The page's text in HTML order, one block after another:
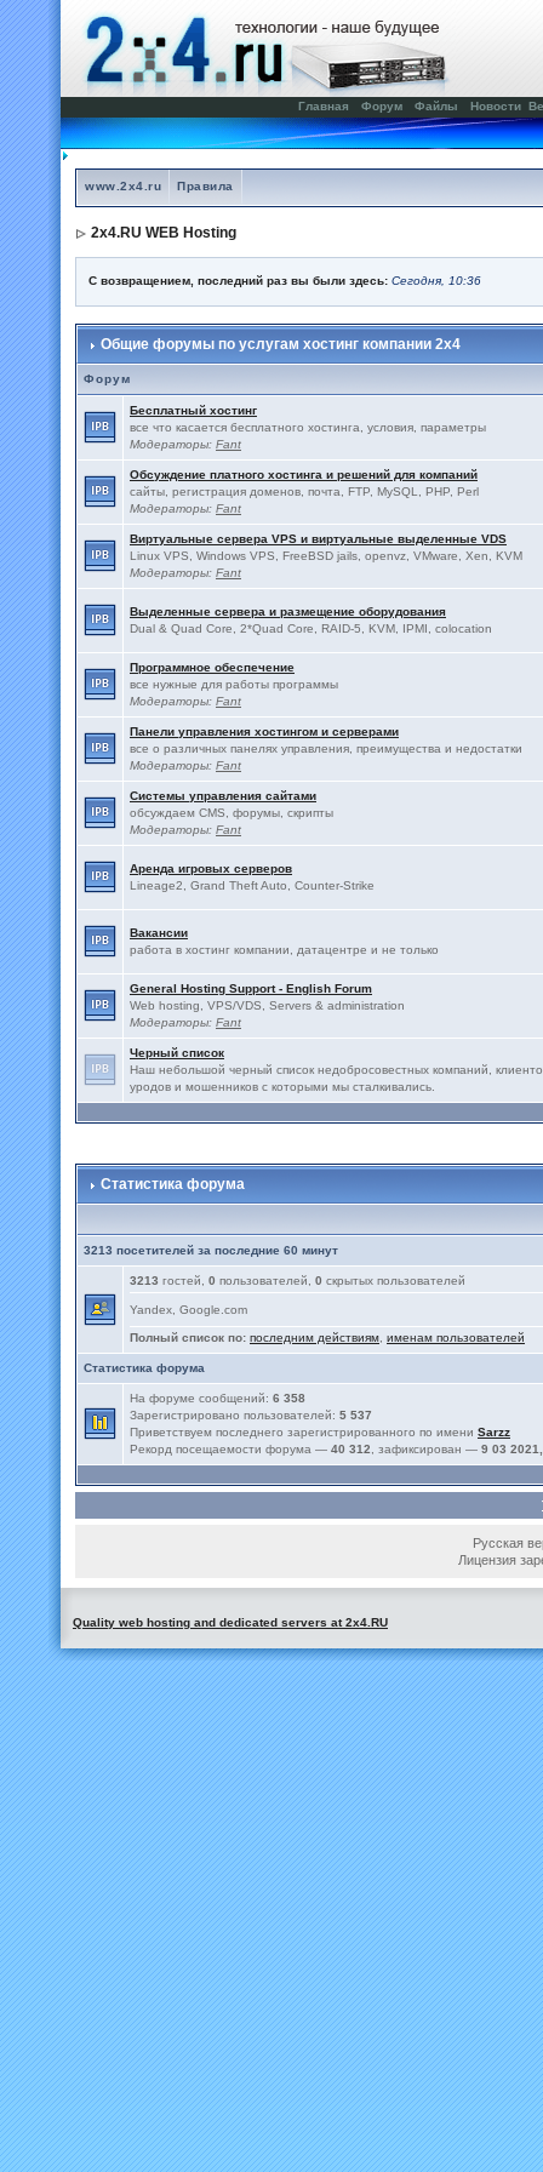
Главная Форум Файлы Новости
www.2x4.ru Правила
2x4.RU WEB Hosting
С возвращением, последний раз вы были здесь: Сегодня, 10:36
Общие форумы по услугам хостинг компании 2x4
Форум
Бесплатный хостинг
все что касается бесплатного хостинга, условия, параметры
Модераторы: Fant
Обсуждение платного хостинга и решений для компаний
сайты, регистрация доменов, почта, FTP, MySQL, PHP, Perl
Модераторы: Fant
Виртуальные сервера VPS и виртуальные выделенные VDS
Linux VPS, Windows VPS, FreeBSD jails, openvz, VMware, Xen, KVM
Модераторы: Fant
Выделенные сервера и размещение оборудования
Dual & Quad Core, 2*Quad Core, RAID-5, KVM, IPMI, colocation
Программное обеспечение
все нужные для работы программы
Модераторы: Fant
Панели управления хостингом и серверами
все о различных панелях управления, преимущества и недостатки
Модераторы: Fant
Системы управления сайтами
обсуждаем CMS, форумы, скрипты
Модераторы: Fant
Аренда игровых серверов
Lineage2, Grand Theft Auto, Counter-Strike
Вакансии
работа в хостинг компании, датацентре и не только
General Hosting Support - English Forum
Web hosting, VPS/VDS, Servers & administration
Модераторы: Fant
Черный список
Наш небольшой черный список недобросовестных компаний,
уродов и мошенников с которыми мы сталкивались.
Статистика форума
3213 посетителей за последние 60 минут
3213 гостей, 0 пользователей, 0 скрытых пользователей
Yandex, Google.com
Полный список по: последним действиям именам пользователей
Статистика форума
На форуме сообщений: 6 358
Зарегистрировано пользователей: 5 537
Приветствуем последнего зарегистрированного по имени Sarzz
Рекорд посещаемости форума — 40 312 , зафиксирован — 9 03
Русская
Лицензия
Quality web hosting and dedicated servers at 2x4.RU